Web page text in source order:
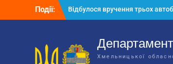
Події:
Відбулося вручення трьох
для потреб закладів освіти
Департаменту освіти та науки
державної адміністрації
Відбулась обласна нарада для
Хмельницької